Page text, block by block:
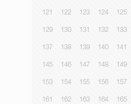
121 122 123 124 125
129 130 131 132 133
137 138 139 140 141
145 146 147 148 149
153 154 155 156 157
161 162 163 164 165